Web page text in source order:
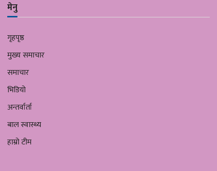
मेनु
गृहपृष्ठ
मुख्य समाचार
समाचार
भिडियो
अन्तर्वार्ता
बाल स्वास्थ्य
हाम्रो टीम